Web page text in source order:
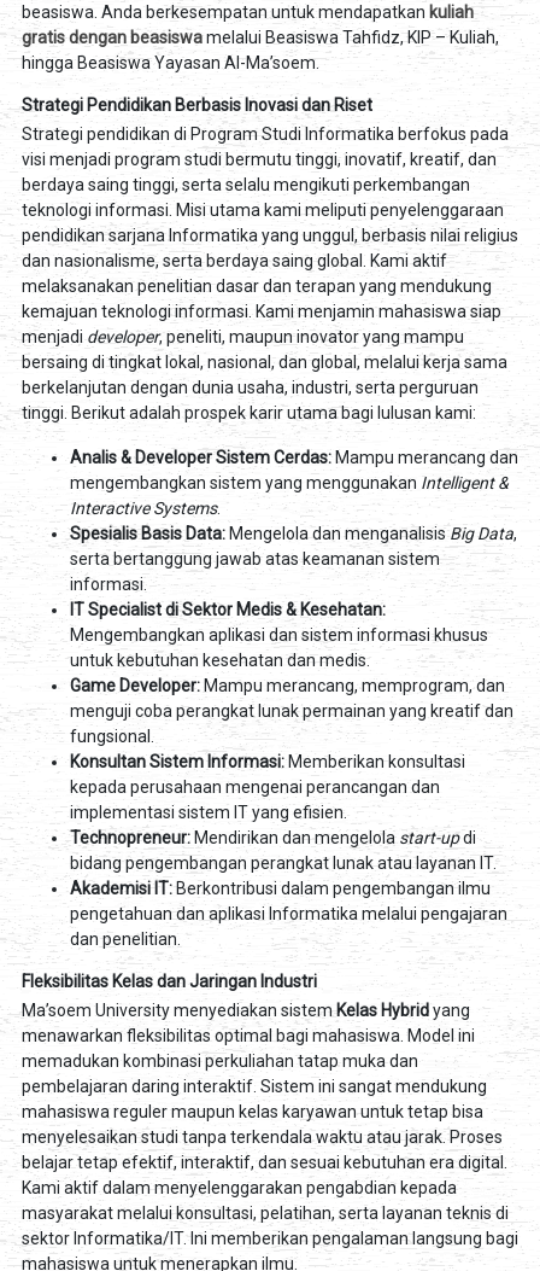
beasiswa. Anda berkesempatan untuk mendapatkan kuliah
gratis dengan beasiswamelalui Beasiswa Tahfidz, KIP – Kuliah,
hingga Beasiswa Yayasan Al-Ma’soem.
Strategi Pendidikan Berbasis Inovasi dan Riset
Strategi pendidikan di Program Studi Informatika berfokus pada
visi menjadi program studi bermutu tinggi, inovatif, kreatif, dan
berdaya saing tinggi, serta selalu mengikuti perkembangan
teknologi informasi. Misi utama kami meliputi penyelenggaraan
pendidikan sarjana Informatika yang unggul, berbasis nilai religius
dan nasionalisme, serta berdaya saing global. Kami aktif
melaksanakan penelitian dasar dan terapan yang mendukung
kemajuan teknologi informasi. Kami menjamin mahasiswa siap
menjadi developer, peneliti, maupun inovator yang mampu
bersaing di tingkat lokal, nasional, dan global, melalui kerja sama
berkelanjutan dengan dunia usaha, industri, serta perguruan
tinggi. Berikut adalah prospek karir utama bagi lulusan kami:
Analis & Developer Sistem Cerdas:Mampu merancang dan
mengembangkan sistem yang menggunakan Intelligent &
Interactive Systems.
Spesialis Basis Data:Mengelola dan menganalisis Big Data,
serta bertanggung jawab atas keamanan sistem
informasi.
IT Specialist di Sektor Medis & Kesehatan:
Mengembangkan aplikasi dan sistem informasi khusus
untuk kebutuhan kesehatan dan medis.
Game Developer:Mampu merancang, memprogram, dan
menguji coba perangkat lunak permainan yang kreatif dan
fungsional.
Konsultan Sistem Informasi:Memberikan konsultasi
kepada perusahaan mengenai perancangan dan
implementasi sistem IT yang efisien.
Technopreneur:Mendirikan dan mengelola start-updi
bidang pengembangan perangkat lunak atau layanan IT.
Akademisi IT:Berkontribusi dalam pengembangan ilmu
pengetahuan dan aplikasi Informatika melalui pengajaran
dan penelitian.
Fleksibilitas Kelas dan Jaringan Industri
Ma’soem University menyediakan sistem Kelas Hybridyang
menawarkan fleksibilitas optimal bagi mahasiswa. Model ini
memadukan kombinasi perkuliahan tatap muka dan
pembelajaran daring interaktif. Sistem ini sangat mendukung
mahasiswa reguler maupun kelas karyawan untuk tetap bisa
menyelesaikan studi tanpa terkendala waktu atau jarak. Proses
belajar tetap efektif, interaktif, dan sesuai kebutuhan era digital.
Kami aktif dalam menyelenggarakan pengabdian kepada
masyarakat melalui konsultasi, pelatihan, serta layanan teknis di
sektor Informatika/IT. Ini memberikan pengalaman langsung bagi
mahasiswa untuk menerapkan ilmu.